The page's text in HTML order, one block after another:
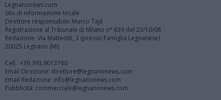
Legnanonews.com
Sito di informazione locale
Direttore responsabile: Marco Tajè
Registrazione al Tribunale di Milano n° 639 del 23/10/08
Redazione: Via Matteotti, 3 (presso Famiglia Legnanese)
20025 Legnano (MI)
Cell.: +39.393.9013760
Email Direzione: direttore@legnanonews.com
Email Redazione: info@legnanonews.com
Pubblicità: commerciale@legnanonews.com